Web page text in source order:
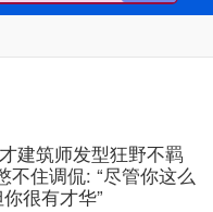
建筑师发型狂野不羁
不住调侃: “尽管你这么
很有才华”